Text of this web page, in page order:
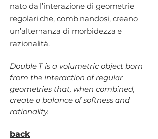
nato dall’interazione di geometrie
regolari che, combinandosi, creano
un’alternanza di morbidezza e
razionalità.
Double T is a volumetric object born
from the interaction of regular
geometries that, when combined,
create a balance of softness and
rationality.
back